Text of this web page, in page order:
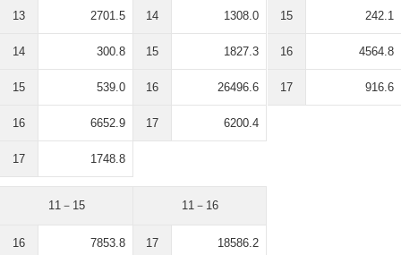
13 2701.5
14 300.8
15 539.0
16 6652.9
17 1748.8
14 1308.0
15 1827.3
16 26496.6
17 6200.4
15 242.1
16 4564.8
17 916.6
11－15
16 7853.8
11－16
17 18586.2